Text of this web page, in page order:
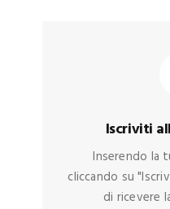
Iscriviti
Inserendo la
cliccando su
di ricevere